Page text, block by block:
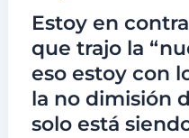
Estoy en
que trajo la
eso estoy con
la no dimisión
solo está